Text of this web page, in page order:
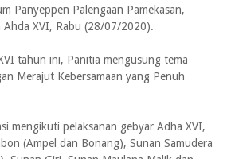
Panyeppen Palengaan Pamekasan,
Ahda XVI, Rabu (28/07/2020).
tahun ini, Panitia mengusung tema
Merajut Kebersamaan yang Penuh
mengikuti pelaksanan gebyar Adha XVI,
(Ampel dan Bonang), Sunan Samudera